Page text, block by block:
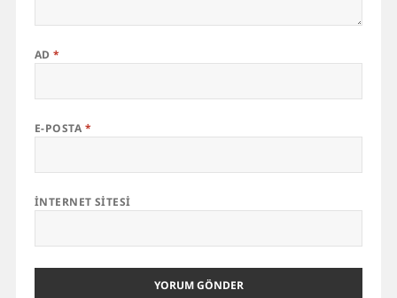
AD*
E-POSTA *
İNTERNET SITESI